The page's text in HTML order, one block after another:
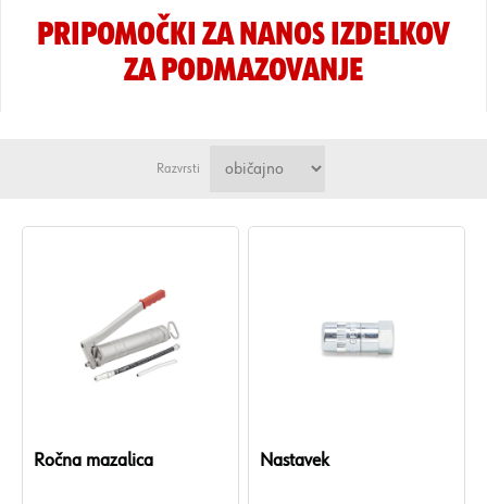
PRIPOMOČKI ZA NANOS IZDELKOV
ZA PODMAZOVANJE
Razvrsti
Ročna mazalica Nastavek